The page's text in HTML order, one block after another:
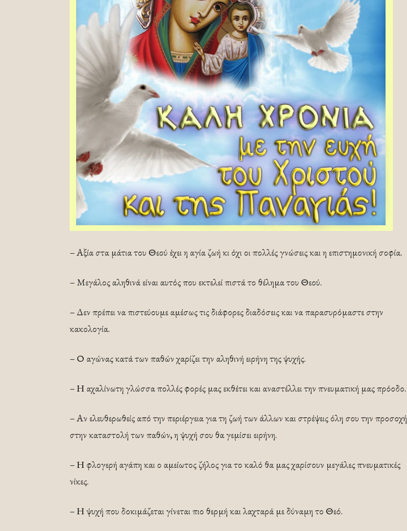
– Αξία στα μάτια του Θεού έχει η αγία ζωή κι όχι οι πολλές γνώσεις και η επιστημονική σοφία.
– Μεγάλος αληθινά είναι αυτός που εκτελεί πιστά το θέλημα του Θεού.
– Δεν πρέπει να πιστεύουμε αμέσως τις διάφορες διαδόσεις και να παρασυρόμαστε στην
κακολογία.
– Ο αγώνας κατά των παθών χαρίζει την αληθινή ειρήνη της ψυχής.
– Η αχαλίνωτη γλώσσα πολλές φορές μας εκθέτει και αναστέλλει την πνευματική μας πρόοδο.
– Αν ελευθερωθείς από την περιέργεια για τη ζωή των άλλων και στρέψεις όλη σου την προσοχή
στην καταστολή των παθών, η ψυχή σου θα γεμίσει ειρήνη.
– Η φλογερή αγάπη και ο αμείωτος ζήλος για το καλό θα μας χαρίσουν μεγάλες πνευματικές
νίκες.
– Η ψυχή που δοκιμάζεται γίνεται πιο θερμή και λαχταρά με δύναμη το Θεό.